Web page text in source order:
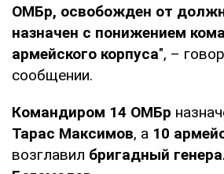
ОМБр, освобожден от
назначен с понижением
армейского корпуса", –
сообщении.
Командиром 14 ОМБр
Тарас Максимов, а 10
возглавил бригадный